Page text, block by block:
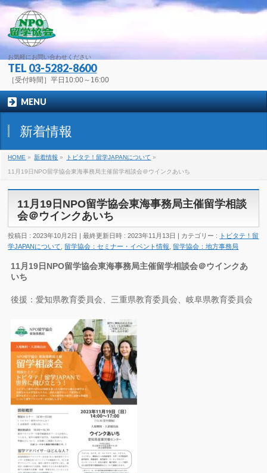
お気軽にお問い合わせください
TEL 03-5282-8600
［受付時間］平日10:00～16:00
MENU
新着情報
HOME » 新着情報 » トビタテ！留学JAPANについて »
11月19日NPO留学協会東海事務局主催留学相談会＠ウインクあいち
11月19日NPO留学協会東海事務局主催留学相談
会＠ウインクあいち
投稿日 : 2023年10月2日 最終更新日時 : 2023年11月13日 カテゴリー :
トビタテ！留
学JAPANについて
留学協会：セミナー・イベント情報 留学協会：地方事務局
11月19日NPO留学協会東海事務局主催留学相談会＠ウインクあ
いち
後援：愛知県教育委員会、三重県教育委員会、岐阜県教育委員会